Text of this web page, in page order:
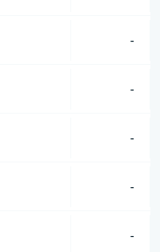
-
-
-
-
-